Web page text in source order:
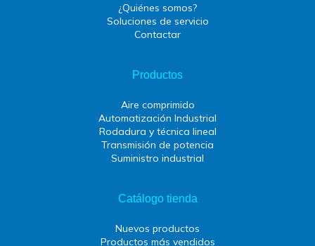
¿Quiénes somos?
Soluciones de servicio
Contactar
Productos
Aire comprimido
Automatización Industrial
Rodadura y técnica lineal
Transmisión de potencia
Suministro industrial
Catálogo tienda
Nuevos productos
Productos más vendidos